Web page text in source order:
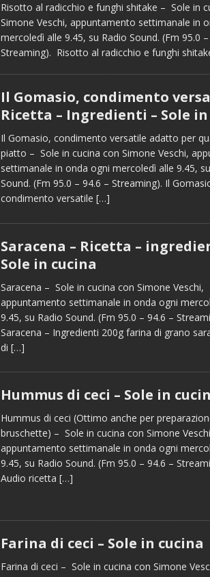
Risotto al radicchio e funghi shitake – Sole in
Simone Veschi, appuntamento settimanale in
mercoledì alle 9.45, su Radio Sound. (Fm 95.0
Streaming). Risotto al radicchio e funghi
Il Gomasio, condimento
Ricetta – Ingredienti – Sole
Il Gomasio, condimento versatile adatto per
piatto – Sole in cucina con Simone Veschi,
settimanale in onda ogni mercoledì alle 9.45,
Sound. (Fm 95.0 – 94.6 – Streaming). Il
condimento versatile […]
Saracena – Ricetta –
Sole in cucina
Saracena – Sole in cucina con Simone Veschi,
appuntamento settimanale in onda ogni
9.45, su Radio Sound. (Fm 95.0 – 94.6 –
Saracena – Ingredienti 200g farina di grano
di […]
Hummus di ceci – Sole in
Hummus di ceci (Ottimo anche per
bruschette) – Sole in cucina con Simone
appuntamento settimanale in onda ogni
9.45, su Radio Sound. (Fm 95.0 – 94.6 –
Audio ricetta […]
Farina di ceci – Sole in cucina
Farina di ceci – Sole in cucina con Simone